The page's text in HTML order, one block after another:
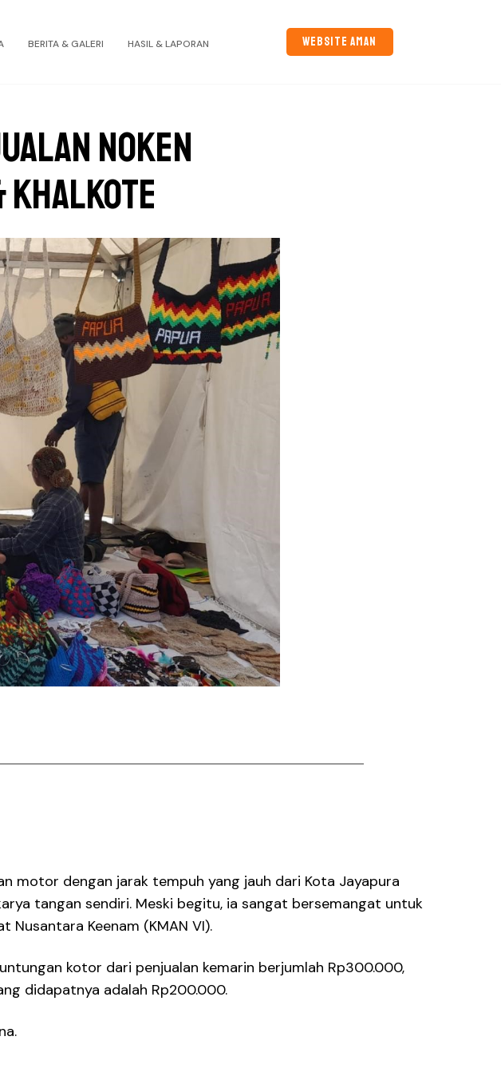
BERITA & GALERI HASIL & LAPORAN WEBSITE AMAN
Noken
Khalkote
motor dengan jarak tempuh yang jauh dari Kota Jayapura
tangan sendiri. Meski begitu, ia sangat bersemangat untuk
Nusantara Keenam (KMAN VI).
kotor dari penjualan kemarin berjumlah Rp300.000,
didapatnya adalah Rp200.000.